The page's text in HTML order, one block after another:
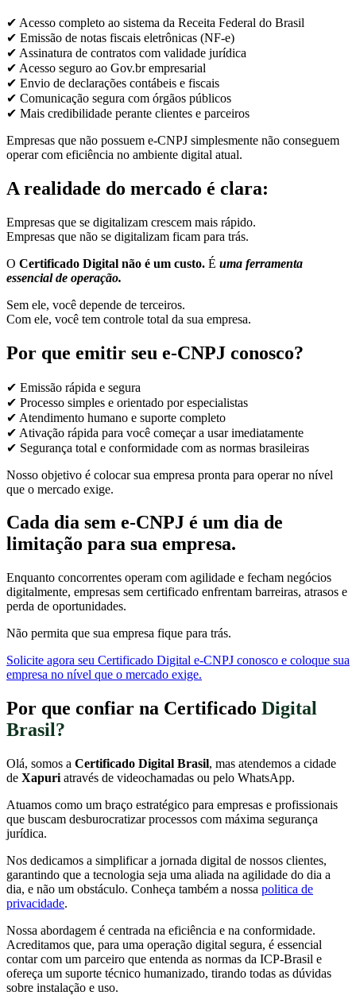
✔ Acesso completo ao sistema da Receita Federal do Brasil
✔ Emissão de notas fiscais eletrônicas (NF-e)
✔ Assinatura de contratos com validade jurídica
✔ Acesso seguro ao Gov.br empresarial
✔ Envio de declarações contábeis e fiscais
✔ Comunicação segura com órgãos públicos
✔ Mais credibilidade perante clientes e parceiros
Empresas que não possuem e-CNPJ simplesmente não conseguem
operar com eficiência no ambiente digital atual.
A realidade do mercado é clara:
Empresas que se digitalizam crescem mais rápido.
Empresas que não se digitalizam ficam para trás.
O Certificado Digital não é um custo. É uma ferramenta
essencial de operação.
Sem ele, você depende de terceiros.
Com ele, você tem controle total da sua empresa.
Por que emitir seu e-CNPJ conosco?
✔ Emissão rápida e segura
✔ Processo simples e orientado por especialistas
✔ Atendimento humano e suporte completo
✔ Ativação rápida para você começar a usar imediatamente
✔ Segurança total e conformidade com as normas brasileiras
Nosso objetivo é colocar sua empresa pronta para operar no nível
que o mercado exige.
Cada dia sem e-CNPJ é um dia de
limitação para sua empresa.
Enquanto concorrentes operam com agilidade e fecham negócios
digitalmente, empresas sem certificado enfrentam barreiras, atrasos e
perda de oportunidades.
Não permita que sua empresa fique para trás.
Solicite agora seu Certificado Digital e-CNPJ conosco e coloque sua
empresa no nível que o mercado exige.
Por que confiar na Certificado Digital
Brasil?
Olá, somos a Certificado Digital Brasil, mas atendemos a cidade
de Xapuri através de videochamadas ou pelo WhatsApp.
Atuamos como um braço estratégico para empresas e profissionais
que buscam desburocratizar processos com máxima segurança
jurídica.
Nos dedicamos a simplificar a jornada digital de nossos clientes,
garantindo que a tecnologia seja uma aliada na agilidade do dia a
dia, e não um obstáculo. Conheça também a nossa politica de
privacidade.
Nossa abordagem é centrada na eficiência e na conformidade.
Acreditamos que, para uma operação digital segura, é essencial
contar com um parceiro que entenda as normas da ICP-Brasil e
ofereça um suporte técnico humanizado, tirando todas as dúvidas
sobre instalação e uso.